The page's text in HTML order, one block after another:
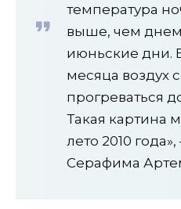
температура
выше, чем
июньские дни.
месяца воздух
прогреваться
Такая картина
лето 2010
Серафима